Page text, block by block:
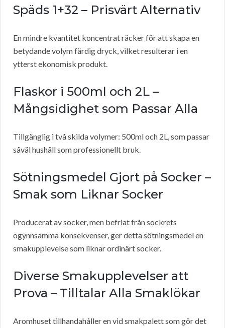
Späds 1+32 – Prisvärt Alternativ
En mindre kvantitet koncentrat räcker för att skapa en
betydande volym färdig dryck, vilket resulterar i en
ytterst ekonomisk produkt.
Flaskor i 500ml och 2L –
Mångsidighet som Passar Alla
Tillgänglig i två skilda volymer: 500ml och 2L, som passar
såväl hushåll som professionellt bruk.
Sötningsmedel Gjort på Socker –
Smak som Liknar Socker
Producerat av socker, men befriat från sockrets
ogynnsamma konsekvenser, ger detta sötningsmedel en
smakupplevelse som liknar ordinärt socker.
Diverse Smakupplevelser att
Prova – Tilltalar Alla Smaklökar
Aromhuset tillhandahåller en vid smakpalett som gör det